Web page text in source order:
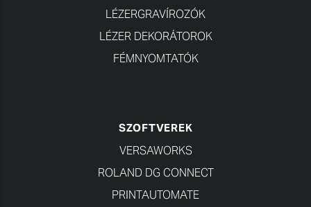
LÉZERGRAVÍROZÓK
LÉZER DEKORÁTOROK
FÉMNYOMTATÓK
SZOFTVEREK
VERSAWORKS
ROLAND DG CONNECT
PRINTAUTOMATE